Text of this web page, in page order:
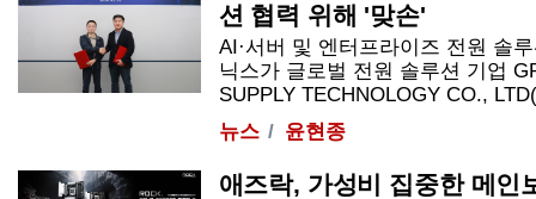
션 협력 위해 '맞손'
AI·서버 및 엔터프라이즈 전원 솔
닉스가 글로벌 전원 솔루션 기업
SUPPLY TECHNOLOGY CO.,
뉴스
윤현종
애즈락, 가성비 집중한 메인